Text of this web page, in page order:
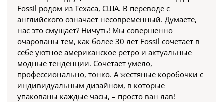
Fossil родом из Техаса, США. В переводе с
английского означает несовременный. Думаете,
нас это смущает? Ничуть! Мы совершенно
очарованы тем, как более 30 лет Fossil сочетает в
себе уютное американское ретро и актуальные
модные тенденции. Сочетает умело,
профессионально, тонко. А жестяные коробочки с
индивидуальным дизайном, в которые
упакованы каждые часы, – просто ван лав!